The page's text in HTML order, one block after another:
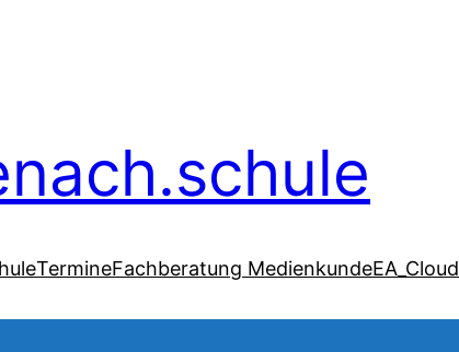
TermineFachberatung MedienkundeEA_Cloud